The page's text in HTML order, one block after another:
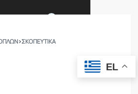
›ΣΚΟΠΕΥΤΙΚΆ
EL